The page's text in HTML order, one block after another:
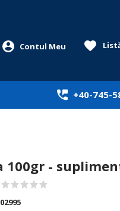
+40-745-
100gr -
02995